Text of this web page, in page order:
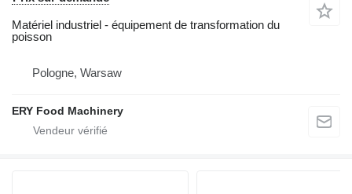
Matériel industriel - équipement de transformation du
poisson
Pologne, Warsaw
ERY Food Machinery